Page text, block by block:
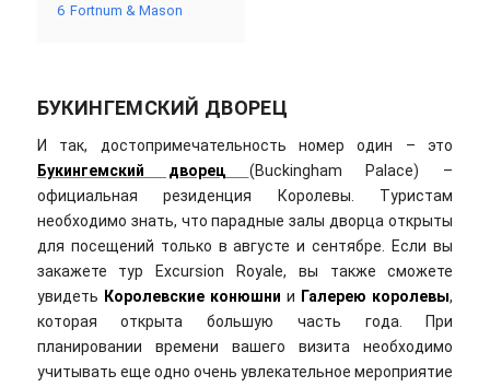
6 Fortnum & Mason
БУКИНГЕМСКИЙ ДВОРЕЦ
И так, достопримечательность номер один – это
Букингемский дворец (Buckingham Palace) –
официальная резиденция Королевы. Туристам
необходимо знать, что парадные залы дворца открыты
для посещений только в августе и сентябре. Если вы
закажете тур Excursion Royale, вы также сможете
увидеть Королевские конюшни и Галерею королевы,
которая открыта большую часть года. При
планировании времени вашего визита необходимо
учитывать еще одно очень увлекательное мероприятие